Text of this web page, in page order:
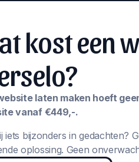
kost een
laten maken hoeft
vanaf €449,-.
iets bijzonders in gedachten?
oplossing. Geen